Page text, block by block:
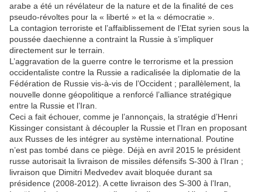
arabe a été un révélateur de la nature et de la finalité de ces
pseudo-révoltes pour la « liberté » et la « démocratie ».
La contagion terroriste et l’affaiblissement de l’Etat syrien sous la
poussée daechienne a contraint la Russie à s’impliquer
directement sur le terrain.
L’aggravation de la guerre contre le terrorisme et la pression
occidentaliste contre la Russie a radicalisée la diplomatie de la
Fédération de Russie vis-à-vis de l’Occident ; parallèlement, la
nouvelle donne géopolitique a renforcé l’alliance stratégique
entre la Russie et l’Iran.
Ceci a fait échouer, comme je l’annonçais, la stratégie d’Henri
Kissinger consistant à découpler la Russie et l’Iran en proposant
aux Russes de les intégrer au système international. Poutine
n’est pas tombé dans ce piège. Déjà en avril 2015 le président
russe autorisait la livraison de missiles défensifs S-300 à l’Iran ;
livraison que Dimitri Medvedev avait bloquée durant sa
présidence (2008-2012). A cette livraison des S-300 à l’Iran,